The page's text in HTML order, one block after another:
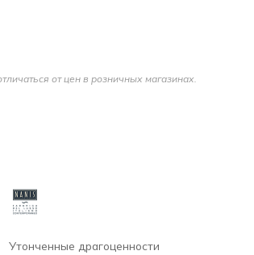
от цен в розничных магазинах.
Утонченные драгоценности